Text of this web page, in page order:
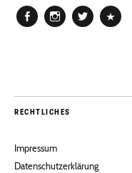
RECHTLICHES
Impressum
Datenschutzerklärung